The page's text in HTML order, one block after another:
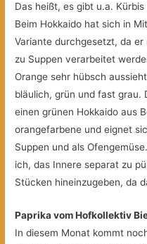
Das heißt, es gibt u.a. Kürbis
Beim Hokkaido hat sich in
Variante durchgesetzt, da
zu Suppen verarbeitet
Orange sehr hübsch
bläulich, grün und fast grau.
einen grünen Hokkaido aus
orangefarbene und eignet
Suppen und als
ich, das Innere separat zu
Stücken hineinzugeben, da
Paprika vom Hofkollektiv
In diesem Monat kommt